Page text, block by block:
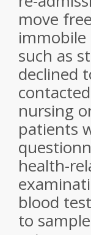
move
immobile
such as
declined
nursing
patients
health-
blood
to